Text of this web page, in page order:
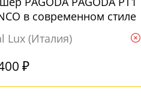
в современном стиле
Lux (Италия)
₽